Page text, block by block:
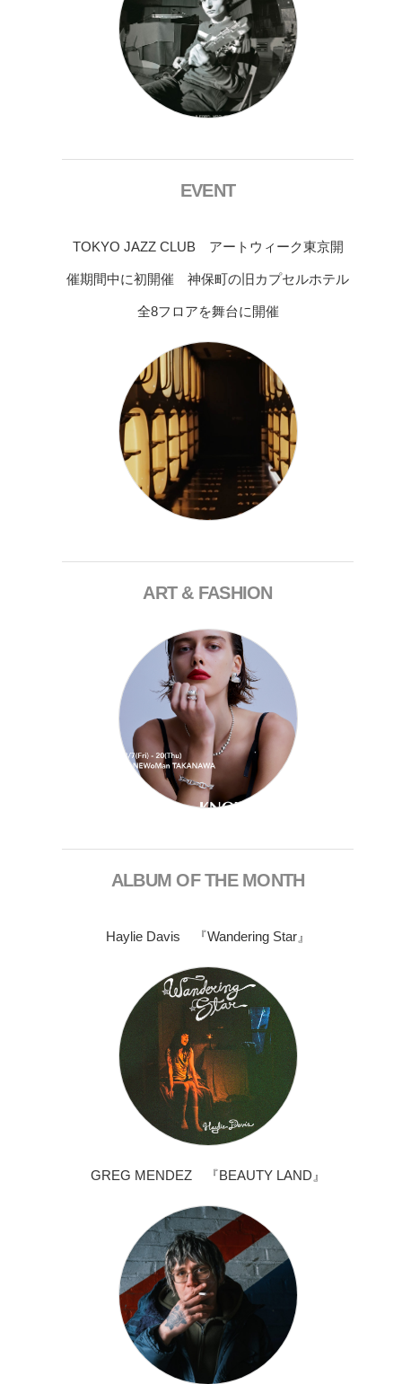
EVENT
TOKYO JAZZ CLUB アートウィーク東京開
催期間中に初開催 神保町の旧カプセルホテル
全8フロアを舞台に開催
ART & FASHION
ALBUM OF THE MONTH
Haylie Davis 『Wandering Star』
GREG MENDEZ 『BEAUTY LAND』